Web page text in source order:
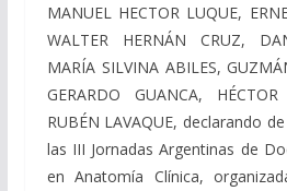
MANUEL HECTOR LUQUE,
WALTER HERNÁN CRUZ,
MARÍA SILVINA ABILES,
GERARDO GUANCA,
RUBÉN LAVAQUE, declarando
las III Jornadas Argentinas de
en Anatomía Clínica,